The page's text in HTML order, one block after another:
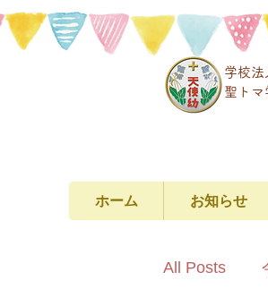
学校法
聖トマ
ホーム お知らせ
All Posts